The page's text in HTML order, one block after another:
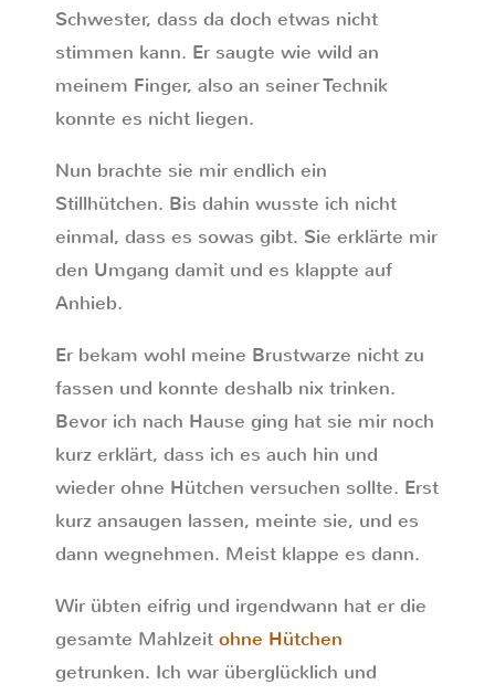
Schwester, dass da doch etwas nicht
stimmen kann. Er saugte wie wild an
meinem Finger, also an seiner Technik
konnte es nicht liegen.
Nun brachte sie mir endlich ein
Stillhütchen. Bis dahin wusste ich nicht
einmal, dass es sowas gibt. Sie erklärte mir
den Umgang damit und es klappte auf
Anhieb.
Er bekam wohl meine Brustwarze nicht zu
fassen und konnte deshalb nix trinken.
Bevor ich nach Hause ging hat sie mir noch
kurz erklärt, dass ich es auch hin und
wieder ohne Hütchen versuchen sollte. Erst
kurz ansaugen lassen, meinte sie, und es
dann wegnehmen. Meist klappe es dann.
Wir übten eifrig und irgendwann hat er die
gesamte Mahlzeit ohne Hütchen
getrunken. Ich war überglücklich und